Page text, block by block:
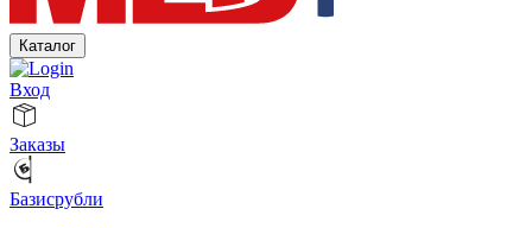
Каталог
Вход
Заказы
Базисрубли